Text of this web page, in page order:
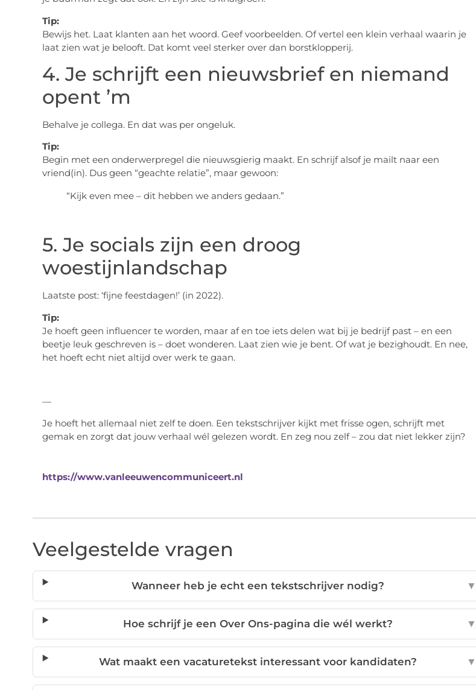
Tip:
Bewijs het. Laat klanten aan het woord. Geef voorbeelden. Of vertel een klein verhaal waarin je
laat zien wat je belooft. Dat komt veel sterker over dan borstklopperij.
4. Je schrijft een nieuwsbrief en niemand
opent ’m
Behalve je collega. En dat was per ongeluk.
Tip:
Begin met een onderwerpregel die nieuwsgierig maakt. En schrijf alsof je mailt naar een
vriend(in). Dus geen “geachte relatie”, maar gewoon:
“Kijk even mee – dit hebben we anders gedaan.”
5. Je socials zijn een droog
woestijnlandschap
Laatste post: ‘fijne feestdagen!’ (in 2022).
Tip:
Je hoeft geen influencer te worden, maar af en toe iets delen wat bij je bedrijf past – en een
beetje leuk geschreven is – doet wonderen. Laat zien wie je bent. Of wat je bezighoudt. En nee,
het hoeft echt niet altijd over werk te gaan.
—
Je hoeft het allemaal niet zelf te doen. Een tekstschrijver kijkt met frisse ogen, schrijft met
gemak en zorgt dat jouw verhaal wél gelezen wordt. En zeg nou zelf – zou dat niet lekker zijn?
https://www.vanleeuwencommuniceert.nl
Veelgestelde vragen
Wanneer heb je echt een tekstschrijver nodig? ▼
Hoe schrijf je een Over Ons-pagina die wél werkt? ▼
Wat maakt een vacaturetekst interessant voor kandidaten? ▼